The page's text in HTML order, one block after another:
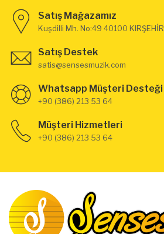
Satış Mağazamız
Kuşdilli Mh. No:49 40100 KIRŞEHİR
Satış Destek
satis@sensesmuzik.com
Whatsapp Müşteri Desteği
+90 (386) 213 53 64
Müşteri Hizmetleri
+90 (386) 213 53 64